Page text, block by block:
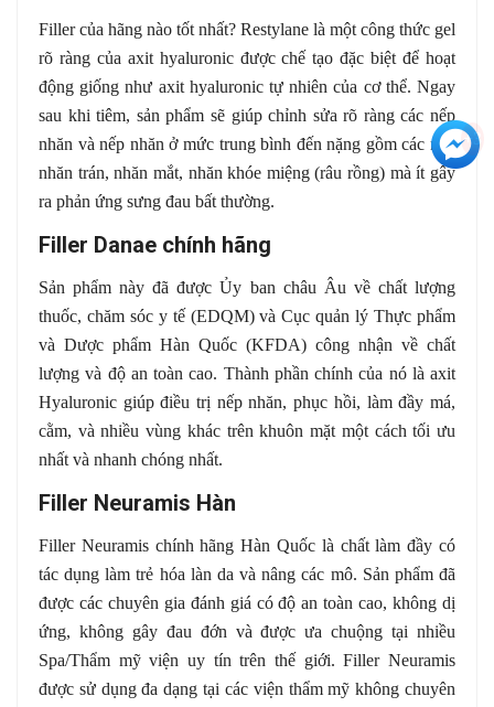
Filler của hãng nào tốt nhất? Restylane là một công thức gel
rõ ràng của axit hyaluronic được chế tạo đặc biệt để hoạt
động giống như axit hyaluronic tự nhiên của cơ thể. Ngay
sau khi tiêm, sản phẩm sẽ giúp chỉnh sửa rõ ràng các nếp
nhăn và nếp nhăn ở mức trung bình đến nặng gồm các nếp
nhăn trán, nhăn mắt, nhăn khóe miệng (râu rồng) mà ít gây
ra phản ứng sưng đau bất thường.
Filler Danae chính hãng
Sản phẩm này đã được Ủy ban châu Âu về chất lượng
thuốc, chăm sóc y tế (EDQM) và Cục quản lý Thực phẩm
và Dược phẩm Hàn Quốc (KFDA) công nhận về chất
lượng và độ an toàn cao. Thành phần chính của nó là axit
Hyaluronic giúp điều trị nếp nhăn, phục hồi, làm đầy má,
cằm, và nhiều vùng khác trên khuôn mặt một cách tối ưu
nhất và nhanh chóng nhất.
Filler Neuramis Hàn
Filler Neuramis chính hãng Hàn Quốc là chất làm đầy có
tác dụng làm trẻ hóa làn da và nâng các mô. Sản phẩm đã
được các chuyên gia đánh giá có độ an toàn cao, không dị
ứng, không gây đau đớn và được ưa chuộng tại nhiều
Spa/Thẩm mỹ viện uy tín trên thế giới. Filler Neuramis
được sử dụng đa dạng tại các viện thẩm mỹ không chuyên
+3